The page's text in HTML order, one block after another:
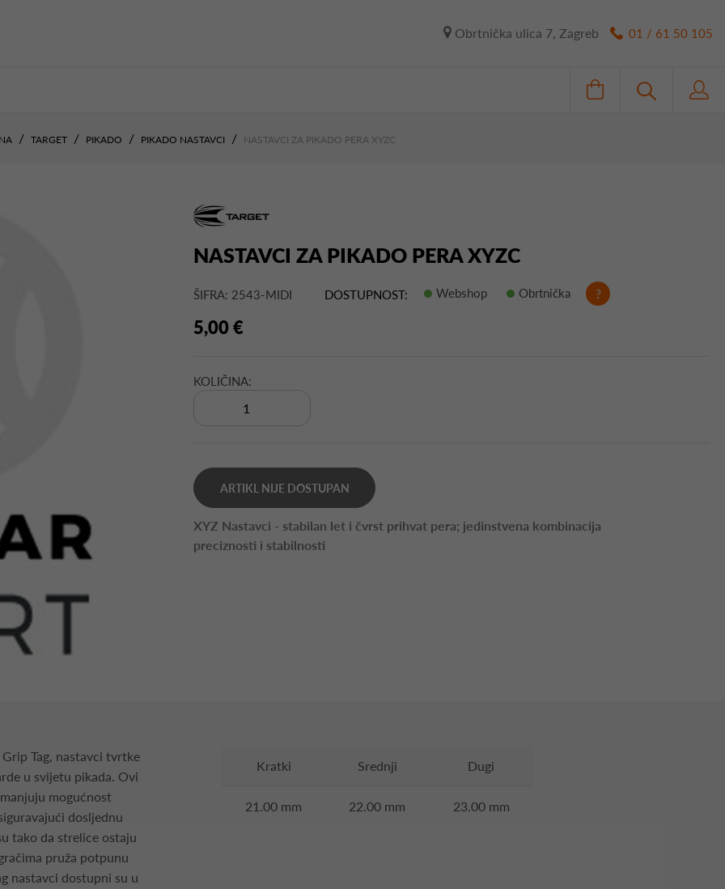
Obrtnička ulica 7, Zagreb 01 / 61 50 105
TARGET PIKADO PIKADO NASTAVCI NASTAVCI ZA PIKADO PERA XYZC
NASTAVCI ZA PIKADO PERA XYZC
ŠIFRA: 2543-MIDI DOSTUPNOST: Webshop Obrtnička ?
5,00 €
KOLIČINA:
ARTIKL NIJE DOSTUPAN
XYZ Nastavci - stabilan let i čvrst prihvat pera; jedinstvena kombinacija
preciznosti i stabilnosti
Tag, nastavci tvrtke
u svijetu pikada. Ovi
mogućnost
dosljednu
tako da strelice ostaju
pruža potpunu
nastavci dostupni su u
Kratki Srednji Dugi
21.00 mm 22.00 mm 23.00 mm